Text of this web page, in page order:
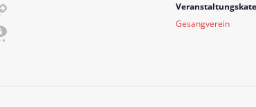
Gesangverein